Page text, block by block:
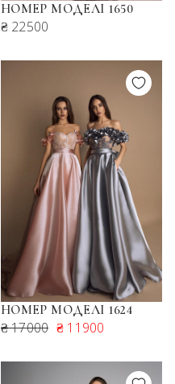
НОМЕР МОДЕЛІ 1650
₴ 22500
НОМЕР МОДЕЛІ 1624
₴ 17000 ₴ 11900